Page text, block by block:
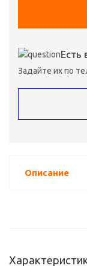
Есть
Задайте их по
Описание